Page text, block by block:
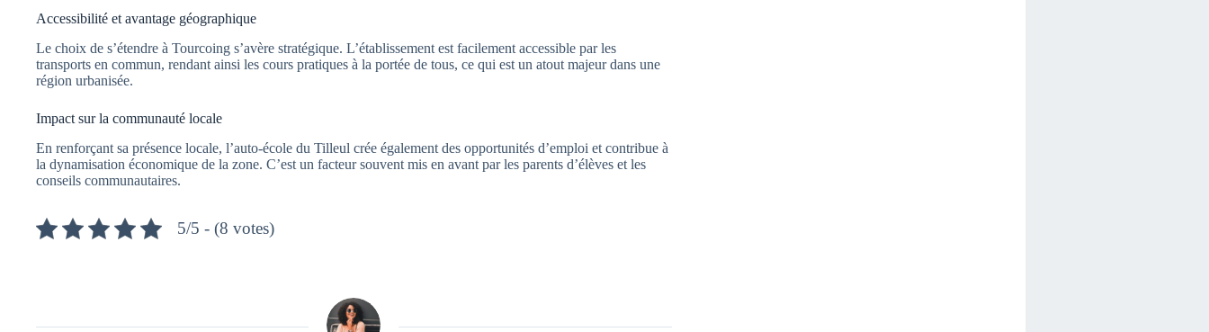
Accessibilité et avantage géographique
Le choix de s’étendre à Tourcoing s’avère stratégique. L’établissement est facilement accessible par les
transports en commun, rendant ainsi les cours pratiques à la portée de tous, ce qui est un atout majeur dans une
région urbanisée.
Impact sur la communauté locale
En renforçant sa présence locale, l’auto-école du Tilleul crée également des opportunités d’emploi et contribue à
la dynamisation économique de la zone. C’est un facteur souvent mis en avant par les parents d’élèves et les
conseils communautaires.
5/5 - (8 votes)